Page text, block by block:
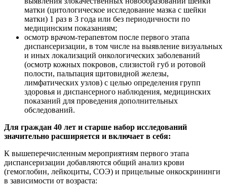
матки (цитологическое исследование мазка с шейки
матки) 1 раз в 3 года или без периодичности по
медицинским показаниям;
осмотр врачом-терапевтом после первого этапа
диспансеризации, в том числе на выявление визуальных
и иных локализаций онкологических заболеваний
(осмотр кожных покровов, слизистой губ и ротовой
полости, пальпация щитовидной железы,
лимфатических узлов) с целью определения групп
здоровья и диспансерного наблюдения, медицинских
показаний для проведения дополнительных
обследований.
Для граждан 40 лет и старше набор исследований
значительно расширяется и включает в себя:
К вышеперечисленным мероприятиям первого этапа
диспансеризации добавляются общий анализ крови
(гемоглобин, лейкоциты, СОЭ) и прицельные онкоскрининги
в зависимости от возраста: